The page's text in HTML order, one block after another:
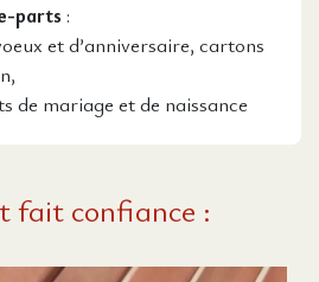
parts :
et d’anniversaire, cartons
de mariage et de naissance
fait confiance :